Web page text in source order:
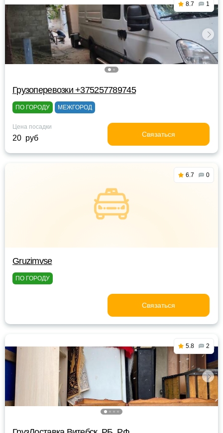
8.7 1
Грузоперевозки +375257789745
ПО ГОРОДУ МЕЖГОРОД
Цена посадки
20 руб Связаться
6.7 0
Gruzimvse
ПО ГОРОДУ
Связаться
5.8 2